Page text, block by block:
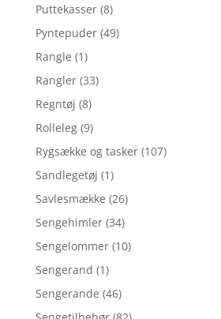
Puttekasser (8)
Pyntepuder (49)
Rangle (1)
Rangler (33)
Regntøj (8)
Rolleleg (9)
Rygsække og tasker (107)
Sandlegetøj (1)
Savlesmække (26)
Sengehimler (34)
Sengelommer (10)
Sengerand (1)
Sengerande (46)